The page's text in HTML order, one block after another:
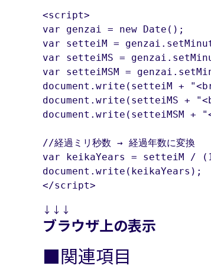
<script>
var genzai = new Date();
var setteiM =
var setteiMS =
var setteiMSM =
document.write(setteiM +
document.write(setteiMS +
document.write(setteiMSM +
//経過ミリ秒数 → 経過年数に変換
var keikaYears = setteiM /
document.write(keikaYears);
</script>
↓↓↓
ブラウザ上の表示
■関連項目